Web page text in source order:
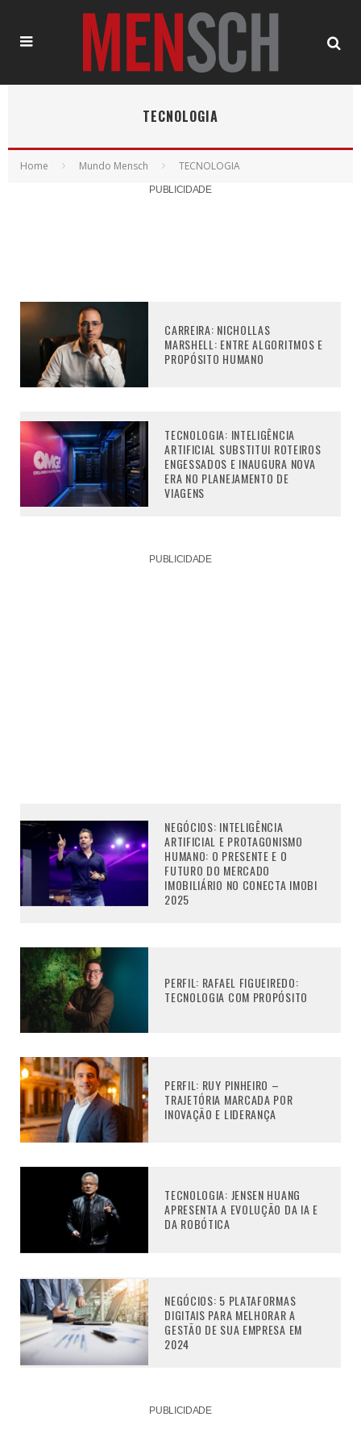
TECNOLOGIA
Home Mundo Mensch TECNOLOGIA
PUBLICIDADE
CARREIRA: NICHOLLAS
MARSHELL: ENTRE ALGORITMOS E
PROPÓSITO HUMANO
TECNOLOGIA: INTELIGÊNCIA
ARTIFICIAL SUBSTITUI ROTEIROS
ENGESSADOS E INAUGURA NOVA
ERA NO PLANEJAMENTO DE
VIAGENS
PUBLICIDADE
NEGÓCIOS: INTELIGÊNCIA
ARTIFICIAL E PROTAGONISMO
HUMANO: O PRESENTE E O
FUTURO DO MERCADO
IMOBILIÁRIO NO CONECTA IMOBI
2025
PERFIL: RAFAEL FIGUEIREDO:
TECNOLOGIA COM PROPÓSITO
PERFIL: RUY PINHEIRO –
TRAJETÓRIA MARCADA POR
INOVAÇÃO E LIDERANÇA
TECNOLOGIA: JENSEN HUANG
APRESENTA A EVOLUÇÃO DA IA E
DA ROBÓTICA
NEGÓCIOS: 5 PLATAFORMAS
DIGITAIS PARA MELHORAR A
GESTÃO DE SUA EMPRESA EM
2024
PUBLICIDADE